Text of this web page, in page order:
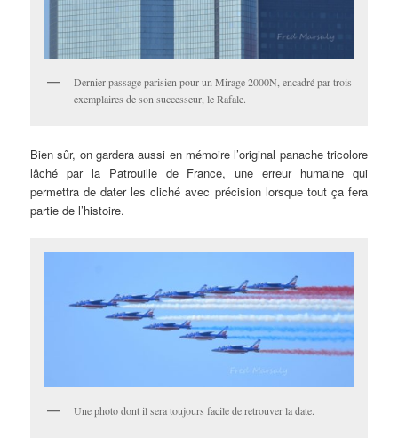
Dernier passage parisien pour un Mirage 2000N, encadré par trois
exemplaires de son successeur, le Rafale.
Bien sûr, on gardera aussi en mémoire l’original panache tricolore
lâché par la Patrouille de France, une erreur humaine qui
permettra de dater les cliché avec précision lorsque tout ça fera
partie de l’histoire.
Une photo dont il sera toujours facile de retrouver la date.